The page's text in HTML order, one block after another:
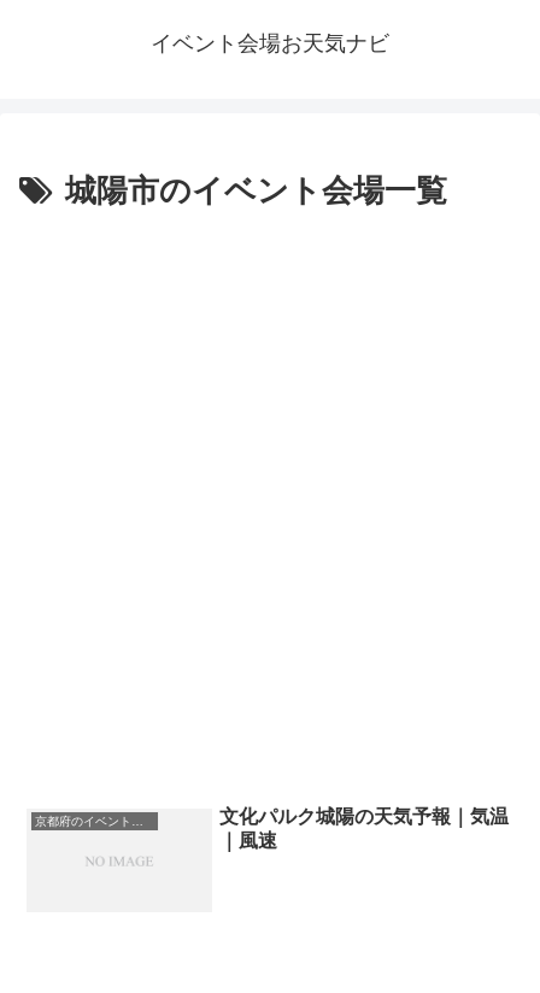
イベント会場お天気ナビ
城陽市のイベント会場一覧
文化パルク城陽の天気予報｜気温
｜風速